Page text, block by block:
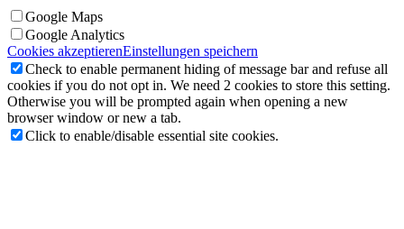
Google Maps
Google Analytics
Cookies akzeptierenEinstellungen speichern
Check to enable permanent hiding of message bar and refuse all
cookies if you do not opt in. We need 2 cookies to store this setting.
Otherwise you will be prompted again when opening a new
browser window or new a tab.
Click to enable/disable essential site cookies.